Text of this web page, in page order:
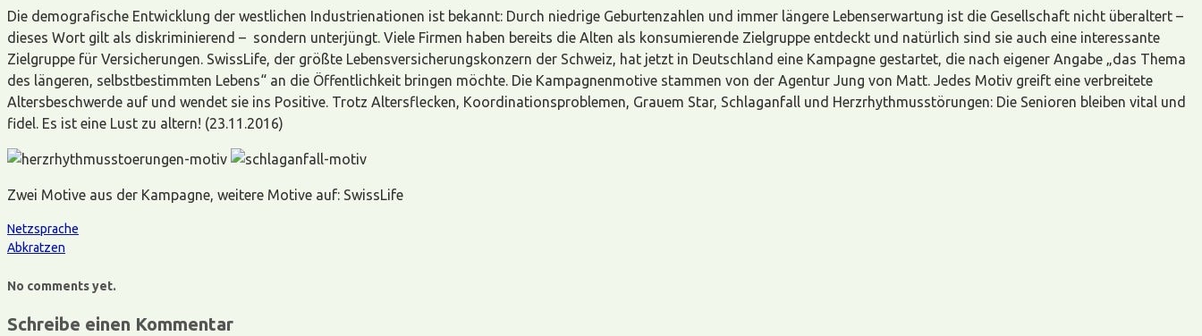
Die demografische Entwicklung der westlichen Industrienationen ist bekannt: Durch niedrige Geburtenzahlen und immer längere Lebenserwartung ist die Gesellschaft nicht überaltert –
dieses Wort gilt als diskriminierend – sondern unterjüngt. Viele Firmen haben bereits die Alten als konsumierende Zielgruppe entdeckt und natürlich sind sie auch eine interessante
Zielgruppe für Versicherungen. SwissLife, der größte Lebensversicherungskonzern der Schweiz, hat jetzt in Deutschland eine Kampagne gestartet, die nach eigener Angabe „das Thema
des längeren, selbstbestimmten Lebens“ an die Öffentlichkeit bringen möchte. Die Kampagnenmotive stammen von der Agentur Jung von Matt. Jedes Motiv greift eine verbreitete
Altersbeschwerde auf und wendet sie ins Positive. Trotz Altersflecken, Koordinationsproblemen, Grauem Star, Schlaganfall und Herzrhythmusstörungen: Die Senioren bleiben vital und
fidel. Es ist eine Lust zu altern! (23.11.2016)
Zwei Motive aus der Kampagne, weitere Motive auf: SwissLife
Netzsprache
Abkratzen
No comments yet.
Schreibe einen Kommentar